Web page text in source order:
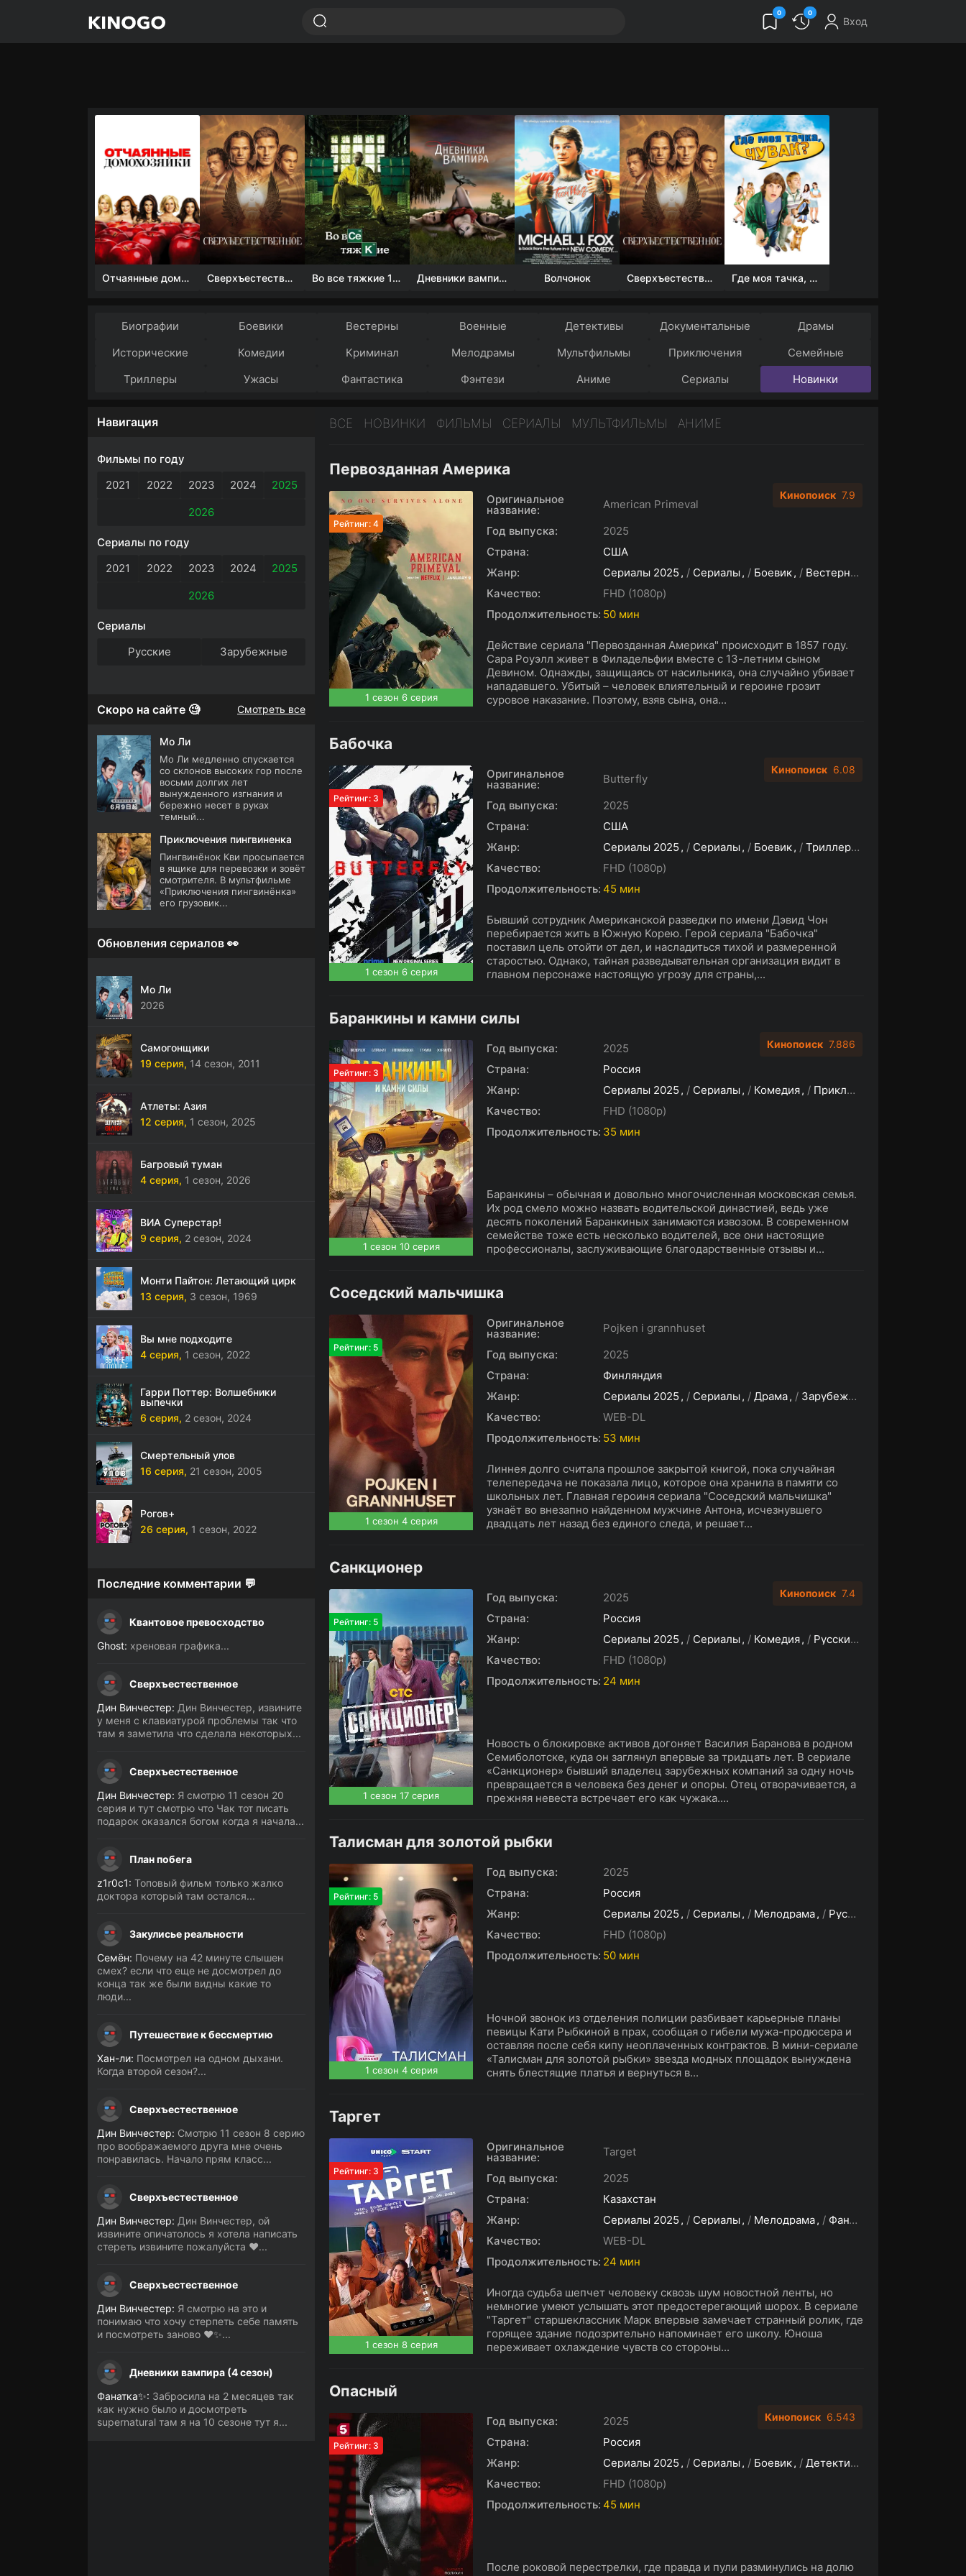
0 0
Вход
Отчаянные домохозяйки (1 сезон) Сверхъестественное Во все тяжкие 1-5 сезон Дневники вампира (4 сезон) Волчонок Сверхъестественное Где моя тачка, чувак?
Биографии Боевики Вестерны Военные Детективы Документальные
Драмы
Исторические
Комедии Криминал Мелодрамы Мультфильмы Приключения
Семейные
Триллеры
Ужасы Фантастика Фэнтези Аниме Сериалы Новинки
ВСЕ НОВИНКИ ФИЛЬМЫ СЕРИАЛЫ МУЛЬТФИЛЬМЫ АНИМЕ
Первозданная Америка
Рейтинг: 4
1 сезон 6 серия
Оригинальное
название:
American Primeval
Год выпуска:
2025
Страна:
США
Жанр:
Сериалы 2025 / Сериалы / Боевик / Вестерн /
Качество:
FHD (1080p)
Продолжительность: 50 мин
Действие сериала "Первозданная Америка" происходит в 1857 году.
Сара Роуэлл живет в Филадельфии вместе с 13-летним сыном
Девином. Однажды, защищаясь от насильника, она случайно убивает
нападавшего. Убитый – человек влиятельный и героине грозит
суровое наказание. Поэтому, взяв сына, она...
Кинопоиск 7.9
Бабочка
Рейтинг: 3
1 сезон 6 серия
Оригинальное
название:
Butterfly
Год выпуска:
2025
Страна:
США
Жанр:
Сериалы 2025 / Сериалы / Боевик / Триллер /
Качество:
FHD (1080p)
Продолжительность: 45 мин
Бывший сотрудник Американской разведки по имени Дэвид Чон
перебирается жить в Южную Корею. Герой сериала "Бабочка"
поставил цель отойти от дел, и насладиться тихой и размеренной
старостью. Однако, тайная разведывательная организация видит в
главном персонаже настоящую угрозу для страны,...
Кинопоиск 6.08
Баранкины и камни силы
Рейтинг: 3
1 сезон 10 серия
Год выпуска:
2025
Страна:
Россия
Жанр:
Сериалы 2025 / Сериалы / Комедия / Приключения
Качество:
FHD (1080p)
Продолжительность: 35 мин
Баранкины – обычная и довольно многочисленная московская семья.
Их род смело можно назвать водительской династией, ведь уже
десять поколений Баранкиных занимаются извозом. В современном
семействе тоже есть несколько водителей, все они настоящие
профессионалы, заслуживающие благодарственные отзывы и...
Кинопоиск 7.886
Соседский мальчишка
Рейтинг: 5
1 сезон 4 серия
Оригинальное
название:
Pojken i grannhuset
Год выпуска:
2025
Страна:
Финляндия
Жанр:
Сериалы 2025 / Сериалы / Драма / Зарубежные сериалы
Качество:
WEB-DL
Продолжительность: 53 мин
Линнея долго считала прошлое закрытой книгой, пока случайная
телепередача не показала лицо, которое она хранила в памяти со
школьных лет. Главная героиня сериала "Соседский мальчишка"
узнаёт во внезапно найденном мужчине Антона, исчезнувшего
двадцать лет назад без единого следа, и решает...
Санкционер
Рейтинг: 5
1 сезон 17 серия
Год выпуска:
2025
Страна:
Россия
Жанр:
Сериалы 2025 / Сериалы / Комедия / Русские сериалы
Качество:
FHD (1080p)
Продолжительность: 24 мин
Новость о блокировке активов догоняет Василия Баранова в родном
Семиболотске, куда он заглянул впервые за тридцать лет. В сериале
«Санкционер» бывший владелец зарубежных компаний за одну ночь
превращается в человека без денег и опоры. Отец отворачивается, а
прежняя невеста встречает его как чужака....
Кинопоиск 7.4
Талисман для золотой рыбки
Рейтинг: 5
1 сезон 4 серия
Год выпуска:
2025
Страна:
Россия
Жанр:
Сериалы 2025 / Сериалы / Мелодрама / Русские сериалы
Качество:
FHD (1080p)
Продолжительность: 50 мин
Ночной звонок из отделения полиции разбивает карьерные планы
певицы Кати Рыбкиной в прах, сообщая о гибели мужа-продюсера и
оставляя после себя кипу неоплаченных контрактов. В мини-сериале
«Талисман для золотой рыбки» звезда модных площадок вынуждена
снять блестящие платья и вернуться в...
Таргет
Рейтинг: 3
1 сезон 8 серия
Оригинальное
название:
Target
Год выпуска:
2025
Страна:
Казахстан
Жанр:
Сериалы 2025 / Сериалы / Мелодрама / Фантастика
Качество:
WEB-DL
Продолжительность: 24 мин
Иногда судьба шепчет человеку сквозь шум новостной ленты, но
немногие умеют услышать этот предостерегающий шорох. В сериале
"Таргет" старшеклассник Марк впервые замечает странный ролик, где
горящее здание подозрительно напоминает его школу. Юноша
переживает охлаждение чувств со стороны...
Опасный
Рейтинг: 3
Год выпуска:
2025
Страна:
Россия
Жанр:
Сериалы 2025 / Сериалы / Боевик / Детектив
Качество:
FHD (1080p)
Продолжительность: 45 мин
После роковой перестрелки, где правда и пули разминулись на долю
Кинопоиск 6.543
Навигация
Фильмы по году
2021
2022 2023 2024
2025
2026
Сериалы по году
2021
2022 2023 2024
2025
2026
Сериалы
Русские
Зарубежные
Скоро на сайте 🧐 Смотреть все
Мо Ли
Мо Ли медленно спускается
со склонов высоких гор после
восьми долгих лет
вынужденного изгнания и
бережно несет в руках
темный...
Приключения пингвиненка
Пингвинёнок Кви просыпается
в ящике для перевозки и зовёт
смотрителя. В мультфильме
«Приключения пингвинёнка»
его грузовик...
Обновления сериалов 👀
Мо Ли
2026
Самогонщики
19 серия, 14 сезон, 2011
Атлеты: Азия
12 серия, 1 сезон, 2025
Багровый туман
4 серия, 1 сезон, 2026
ВИА Суперстар!
9 серия, 2 сезон, 2024
Монти Пайтон: Летающий цирк
13 серия, 3 сезон, 1969
Вы мне подходите
4 серия, 1 сезон, 2022
Гарри Поттер: Волшебники
выпечки
6 серия, 2 сезон, 2024
Смертельный улов
16 серия, 21 сезон, 2005
Рогов+
26 серия, 1 сезон, 2022
Последние комментарии 💬
Квантовое превосходство
Ghost: хреновая графика...
Сверхъестественное
Дин Винчестер: Дин Винчестер, извините
у меня с клавиатурой проблемы так что
там я заметила что сделала некоторых...
Сверхъестественное
Дин Винчестер: Я смотрю 11 сезон 20
серия и тут смотрю что Чак тот писать
подарок оказался богом когда я начала...
План побега
z1r0c1: Топовый фильм только жалко
доктора который там остался...
Закулисье реальности
Семён: Почему на 42 минуте слышен
смех? если что еще не досмотрел до
конца так же были видны какие то
люди...
Путешествие к бессмертию
Хан-ли: Посмотрел на одном дыхани.
Когда второй сезон?...
Сверхъестественное
Дин Винчестер: Смотрю 11 сезон 8 серию
про воображаемого друга мне очень
понравилась. Начало прям класс...
Сверхъестественное
Дин Винчестер: Дин Винчестер, ой
извините опичатолось я хотела написать
стереть извините пожалуйста ❤️...
Сверхъестественное
Дин Винчестер: Я смотрю на это и
понимаю что хочу стерпеть себе память
и посмотреть заново ❤️✨...
Дневники вампира (4 сезон)
Фанатка✨: Забросила на 2 месяцев так
как нужно было и досмотреть
supernatural там я на 10 сезоне тут я...